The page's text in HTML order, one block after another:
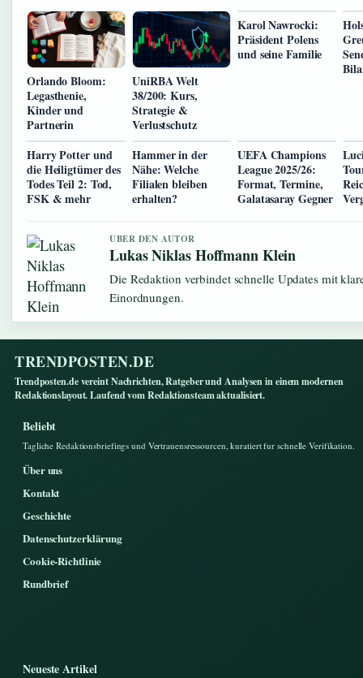
Orlando Bloom:
Legasthenie,
Kinder und
Partnerin
UniRBA Welt
38/200: Kurs,
Strategie &
Verlustschutz
Karol Nawrocki:
Präsident Polens
und seine Familie
Harry Potter und
die Heiligtümer des
Todes Teil 2: Tod,
FSK & mehr
Hammer in der
Nähe: Welche
Filialen bleiben
erhalten?
UEFA Champions
League 2025/26:
Format, Termine,
Galatasaray Gegner
UBER DEN AUTOR
Lukas Niklas Hoffmann Klein
Die Redaktion verbindet schnelle Updates mit
Einordnungen.
TRENDPOSTEN.DE
Trendposten.de vereint Nachrichten, Ratgeber und Analysen in einem modernen
Redaktionslayout. Laufend vom Redaktionsteam aktualisiert.
Beliebt
Tagliche Redaktionsbriefings und Vertrauensressourcen, kuratiert fur schnelle Verifikation.
Über uns
Kontakt
Geschichte
Datenschutzerklärung
Cookie-Richtlinie
Rundbrief
Neueste Artikel